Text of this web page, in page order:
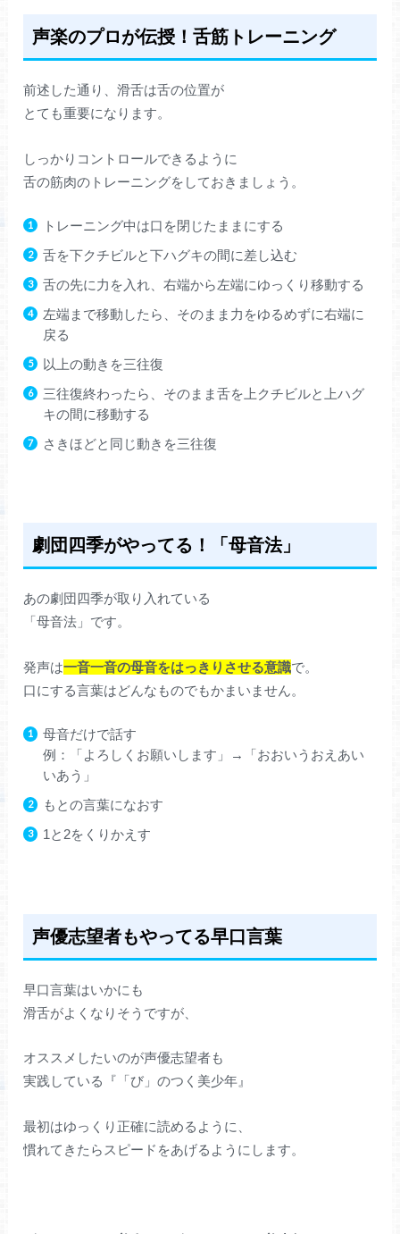
声楽のプロが伝授！舌筋トレーニング
前述した通り、滑舌は舌の位置が
とても重要になります。
しっかりコントロールできるように
舌の筋肉のトレーニングをしておきましょう。
トレーニング中は口を閉じたままにする
舌を下クチビルと下ハグキの間に差し込む
舌の先に力を入れ、右端から左端にゆっくり移動する
左端まで移動したら、そのまま力をゆるめずに右端に
戻る
以上の動きを三往復
三往復終わったら、そのまま舌を上クチビルと上ハグ
キの間に移動する
さきほどと同じ動きを三往復
劇団四季がやってる！「母音法」
あの劇団四季が取り入れている
「母音法」です。
発声は一音一音の母音をはっきりさせる意識で。
口にする言葉はどんなものでもかまいません。
母音だけで話す
例：「よろしくお願いします」→「おおいうおえあい
いあう」
もとの言葉になおす
1と2をくりかえす
声優志望者もやってる早口言葉
早口言葉はいかにも
滑舌がよくなりそうですが、
オススメしたいのが声優志望者も
実践している『「び」のつく美少年』
最初はゆっくり正確に読めるように、
慣れてきたらスピードをあげるようにします。